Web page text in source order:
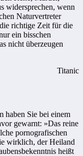
widersprechen, wenn
Naturvertreter
richtige Zeit für die
ein bisschen
nicht überzeugen
Titanic
haben Sie bei einem
gewarnt: »Das reine
pornografischen
wirklich, der Heiland
heißt